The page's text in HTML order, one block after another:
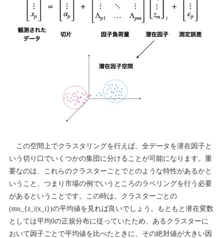
この空間上でクラスタリングを行えば、全データを潜在因子と
いう切り口でいくつかの集団に分けることが可能になります。重
要なのは、これらのクラスターごとでとのような特性があるかと
いうこと、つまり市場の例でいうところのラベリングを行う必要
があるということです。この時は、クラスターごとの
(mu_{z_i|x_i})の平均値を見れば良いでしょう。もともと潜在変数
としては平均0の正規分布に従っていたため、あるクラスターに
おいて因子ごとで平均値を比べたときに、その絶対値が大きい因